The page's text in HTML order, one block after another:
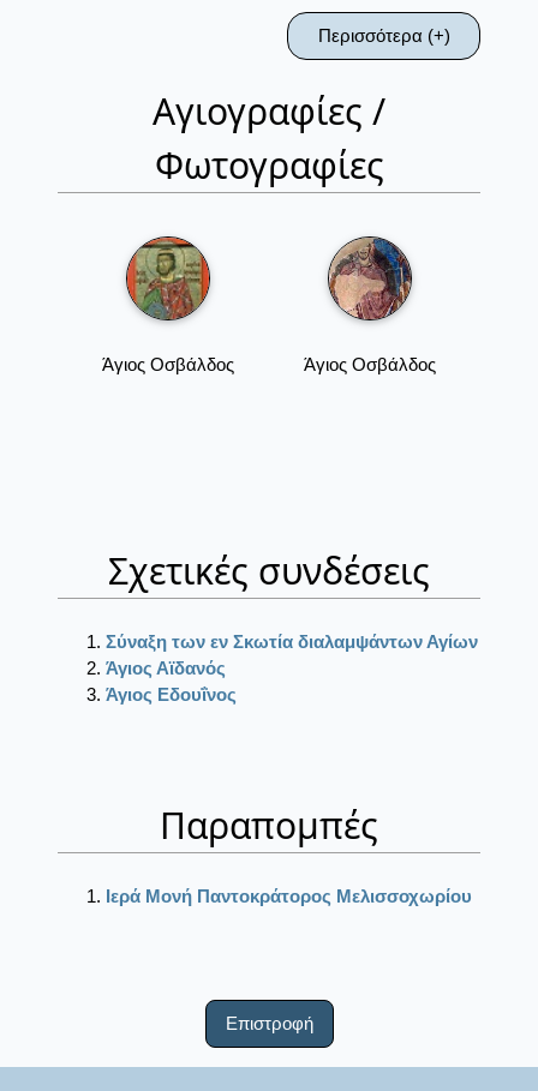
Περισσότερα (+)
Αγιογραφίες /
Φωτογραφίες
Άγιος Οσβάλδος Άγιος Οσβάλδος
Σχετικές συνδέσεις
Σύναξη των εν Σκωτία διαλαμψάντων Αγίων
Άγιος Αϊδανός
Άγιος Εδουΐνος
Παραπομπές
Ιερά Μονή Παντοκράτορος Μελισσοχωρίου
Επιστροφή